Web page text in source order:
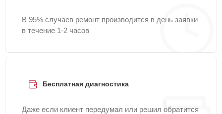
В 95% случаев ремонт производится в день заявки
в течение 1-2 часов
Бесплатная диагностика
Даже если клиент передумал или решил обратится